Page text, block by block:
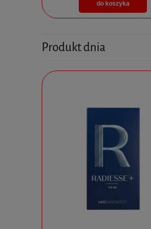
do koszyka
Produkt dnia